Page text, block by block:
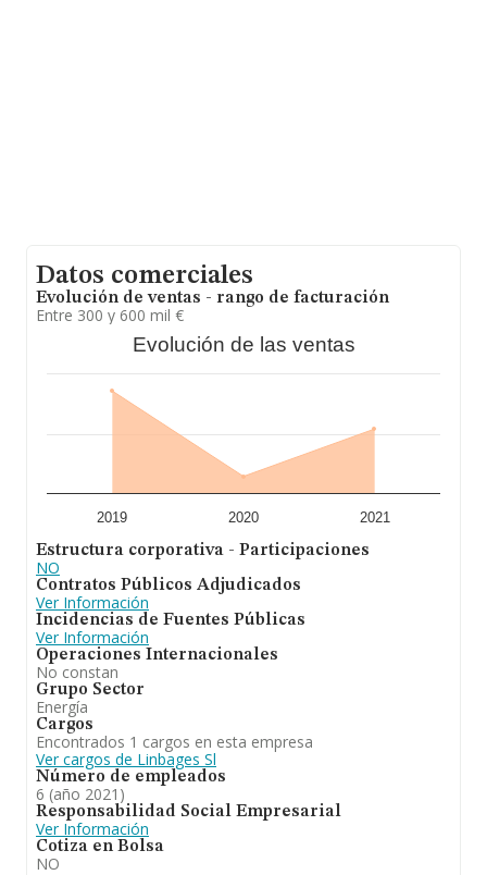
Datos comerciales
Evolución de ventas - rango de facturación
Entre 300 y 600 mil €
Evolución de las ventas
2019 2020 2021
Estructura corporativa - Participaciones
NO
Contratos Públicos Adjudicados
Ver Información
Incidencias de Fuentes Públicas
Ver Información
Operaciones Internacionales
No constan
Grupo Sector
Energía
Cargos
Encontrados 1 cargos en esta empresa
Ver cargos de Linbages Sl
Número de empleados
6 (año 2021)
Responsabilidad Social Empresarial
Ver Información
Cotiza en Bolsa
NO